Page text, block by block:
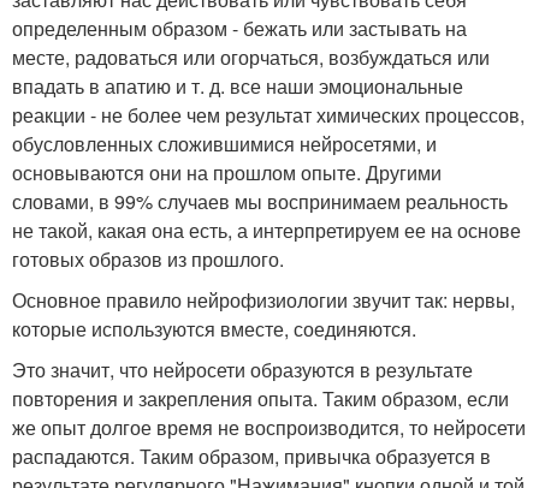
определенным образом - бежать или застывать на
месте, радоваться или огорчаться, возбуждаться или
впадать в апатию и т. д. все наши эмоциональные
реакции - не более чем результат химических процессов,
обусловленных сложившимися нейросетями, и
основываются они на прошлом опыте. Другими
словами, в 99% случаев мы воспринимаем реальность
не такой, какая она есть, а интерпретируем ее на основе
готовых образов из прошлого.
Основное правило нейрофизиологии звучит так: нервы,
которые используются вместе, соединяются.
Это значит, что нейросети образуются в результате
повторения и закрепления опыта. Таким образом, если
же опыт долгое время не воспроизводится, то нейросети
распадаются. Таким образом, привычка образуется в